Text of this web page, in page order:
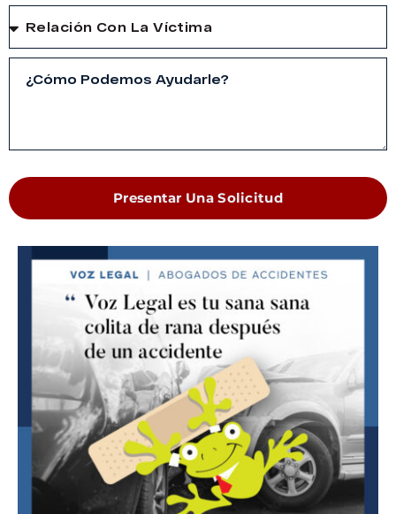
Presentar Una Solicitud